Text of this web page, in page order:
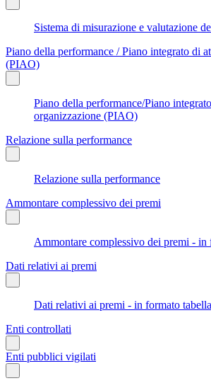
Sistema di misurazione e valutazione
Piano della performance / Piano integrato di
(PIAO)
Piano della performance/Piano
organizzazione (PIAO)
Relazione sulla performance
Relazione sulla performance
Ammontare complessivo dei premi
Ammontare complessivo dei premi - in
Dati relativi ai premi
Dati relativi ai premi - in formato
Enti controllati
Enti pubblici vigilati